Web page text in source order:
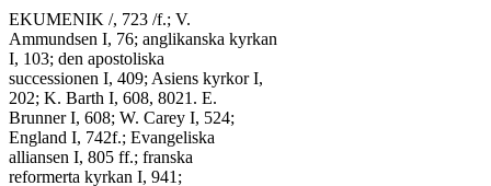
EKUMENIK /, 723 /f.; V.
Ammundsen I, 76; anglikanska kyrkan
I, 103; den apostoliska
successionen I, 409; Asiens kyrkor I,
202; K. Barth I, 608, 8021. E.
Brunner I, 608; W. Carey I, 524;
England I, 742f.; Evangeliska
alliansen I, 805 ff.; franska
reformerta kyrkan I, 941;